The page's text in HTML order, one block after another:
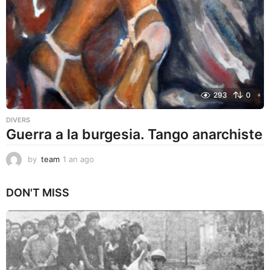
o
293 0
DIVERS
Guerra a la burgesia. Tango anarchiste
by team 1 an ago
o
DON'T MISS